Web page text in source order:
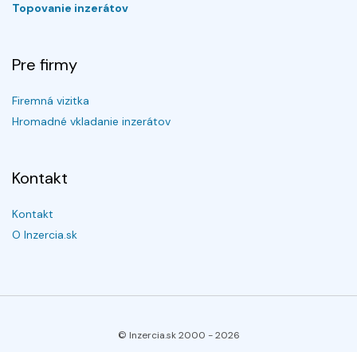
Topovanie inzerátov
Pre firmy
Firemná vizitka
Hromadné vkladanie inzerátov
Kontakt
Kontakt
O Inzercia.sk
© Inzercia.sk 2000 -2026